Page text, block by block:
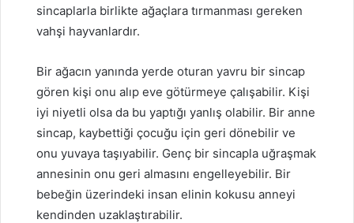
sincaplarla birlikte ağaçlara tırmanması gereken
vahşi hayvanlardır.
Bir ağacın yanında yerde oturan yavru bir sincap
gören kişi onu alıp eve götürmeye çalışabilir. Kişi
iyi niyetli olsa da bu yaptığı yanlış olabilir. Bir anne
sincap, kaybettiği çocuğu için geri dönebilir ve
onu yuvaya taşıyabilir. Genç bir sincapla uğraşmak
annesinin onu geri almasını engelleyebilir. Bir
bebeğin üzerindeki insan elinin kokusu anneyi
kendinden uzaklaştırabilir.